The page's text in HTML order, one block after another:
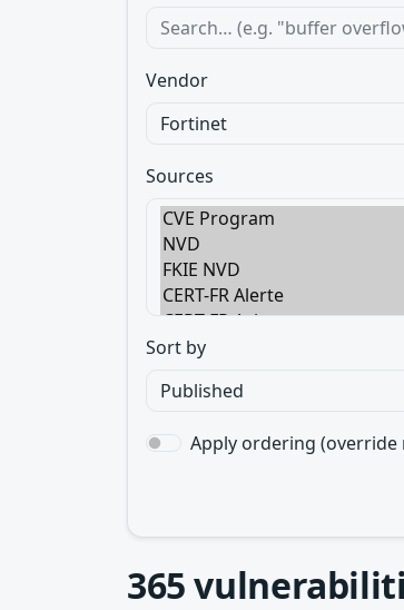
Vendor
Sources
Sort by
Apply ordering (override
365